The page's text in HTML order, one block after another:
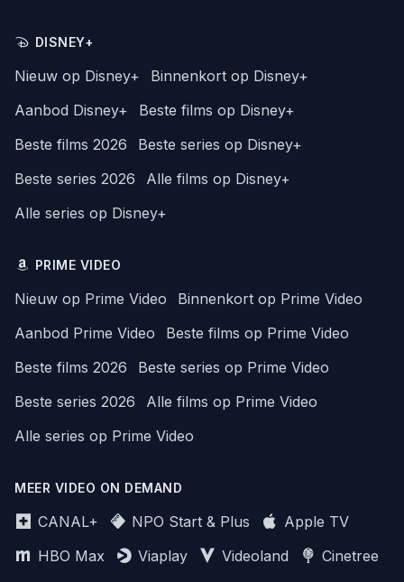
DISNEY+
Nieuw op Disney+
Binnenkort op Disney+
Aanbod Disney+
Beste films op Disney+
Beste films 2026
Beste series op Disney+
Beste series 2026
Alle films op Disney+
Alle series op Disney+
PRIME VIDEO
Nieuw op Prime Video
Binnenkort op Prime Video
Aanbod Prime Video
Beste films op Prime Video
Beste films 2026
Beste series op Prime Video
Beste series 2026
Alle films op Prime Video
Alle series op Prime Video
MEER VIDEO ON DEMAND
CANAL+ NPO Start & Plus
Apple TV
HBO Max
Viaplay Videoland
Cinetree